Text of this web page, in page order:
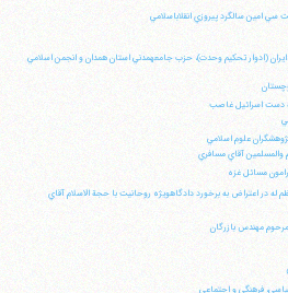
سي امين سالگرد پيروزي انقلاباسلامي
(ادوار تحكيم وحدت)، حزب جامعهمدني استان همدان و انجمن اسلامي
دست اسرائيل غاصب
علوم اسلامي
آقاي مسافري
مسائل غزه
له در اعتراض به برخورد دادگاهويژه روحانيت با حجة الاسلام آقاي
مهندس بازرگان
فرهنگي و اجتماعي